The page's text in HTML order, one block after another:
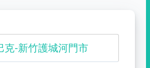
尖山登山口